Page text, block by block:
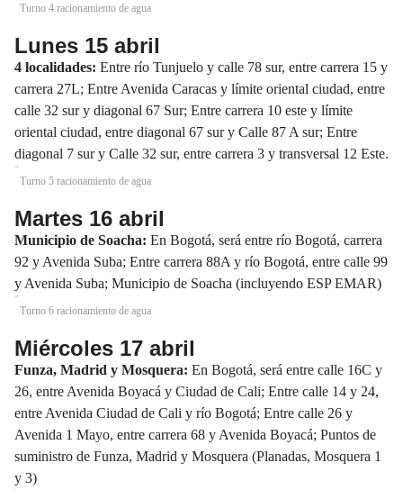
Turno 4 racionamiento de agua
Lunes 15 abril
4 localidades: Entre río Tunjuelo y calle 78 sur, entre carrera 15 y
carrera 27L; Entre Avenida Caracas y límite oriental ciudad, entre
calle 32 sur y diagonal 67 Sur; Entre carrera 10 este y límite
oriental ciudad, entre diagonal 67 sur y Calle 87 A sur; Entre
diagonal 7 sur y Calle 32 sur, entre carrera 3 y transversal 12 Este.
Turno 5 racionamiento de agua
Martes 16 abril
Municipio de Soacha: En Bogotá, será entre río Bogotá, carrera
92 y Avenida Suba; Entre carrera 88A y río Bogotá, entre calle 99
y Avenida Suba; Municipio de Soacha (incluyendo ESP EMAR)
Turno 6 racionamiento de agua
Miércoles 17 abril
Funza, Madrid y Mosquera: En Bogotá, será entre calle 16C y
26, entre Avenida Boyacá y Ciudad de Cali; Entre calle 14 y 24,
entre Avenida Ciudad de Cali y río Bogotá; Entre calle 26 y
Avenida 1 Mayo, entre carrera 68 y Avenida Boyacá; Puntos de
suministro de Funza, Madrid y Mosquera (Planadas, Mosquera 1
y 3)